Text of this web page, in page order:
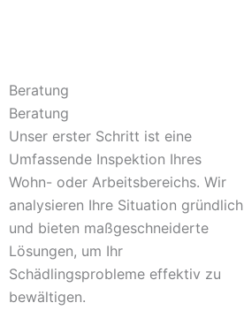
Beratung
Beratung
Unser erster Schritt ist eine
Umfassende Inspektion Ihres
Wohn- oder Arbeitsbereichs. Wir
analysieren Ihre Situation gründlich
und bieten maßgeschneiderte
Lösungen, um Ihr
Schädlingsprobleme effektiv zu
bewältigen.